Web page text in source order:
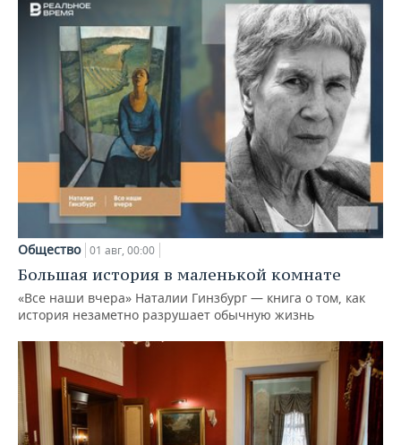
Общество 01 авг, 00:00
Большая история в маленькой комнате
«Все наши вчера» Наталии Гинзбург — книга о том, как
история незаметно разрушает обычную жизнь